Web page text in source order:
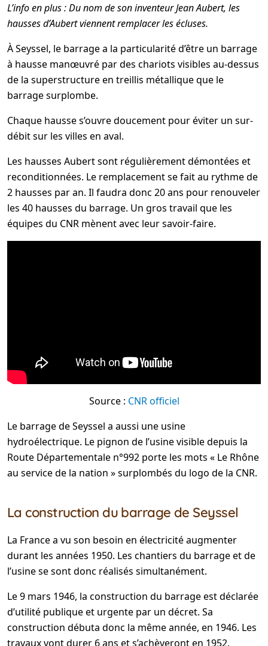
L’info en plus : Du nom de son inventeur Jean Aubert, les
hausses d’Aubert viennent remplacer les écluses.
À Seyssel, le barrage a la particularité d’être un barrage
à hausse manœuvré par des chariots visibles au-dessus
de la superstructure en treillis métallique que le
barrage surplombe.
Chaque hausse s’ouvre doucement pour éviter un sur-
débit sur les villes en aval.
Les hausses Aubert sont régulièrement démontées et
reconditionnées. Le remplacement se fait au rythme de
2 hausses par an. Il faudra donc 20 ans pour renouveler
les 40 hausses du barrage. Un gros travail que les
équipes du CNR mènent avec leur savoir-faire.
Source : CNR officiel
Le barrage de Seyssel a aussi une usine
hydroélectrique. Le pignon de l’usine visible depuis la
Route Départementale n°992 porte les mots « Le Rhône
au service de la nation » surplombés du logo de la CNR.
La construction du barrage de Seyssel
La France a vu son besoin en électricité augmenter
durant les années 1950. Les chantiers du barrage et de
l’usine se sont donc réalisés simultanément.
Le 9 mars 1946, la construction du barrage est déclarée
d’utilité publique et urgente par un décret. Sa
construction débuta donc la même année, en 1946. Les
travaux vont durer 6 ans et s’achèveront en 1952.